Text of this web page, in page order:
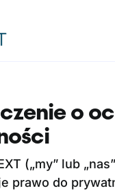
o
(„my” lub
prawo do